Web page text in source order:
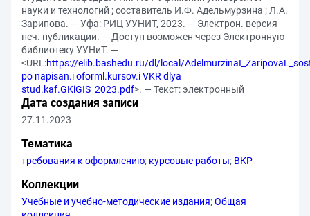
науки и технологий ; составитель И.Ф. Адельмурзина ; Л.А.
Зарипова. — Уфа: РИЦ УУНИТ, 2023. — Электрон. версия
печ. публикации. — Доступ возможен через Электронную
библиотеку УУНиТ. —
<URL:https://elib.bashedu.ru/dl/local/
po napisan.i oforml.kursov.i VKR dlya
stud.kaf.GKiGIS_2023.pdf>. — Текст: электронный
Дата создания записи
27.11.2023
Тематика
требования к оформлению; курсовые работы; ВКР
Коллекции
Учебные и учебно-методические издания;Общая